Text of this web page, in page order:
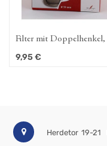
Doppelhenkel, D.
Herdetor 19-21